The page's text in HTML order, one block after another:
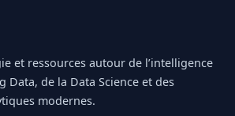
et ressources autour de l’intelligence
Data, de la Data Science et des
modernes.